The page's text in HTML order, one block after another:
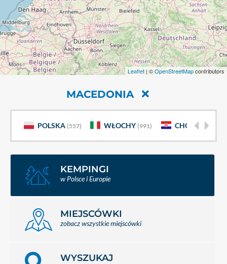
Leaflet | ©OpenStreetMapcontributors
MACEDONIA
POLSKA (557) WŁOCHY(991) CHORWACJA
KEMPINGI
w Polsce i Europie
MIEJSCÓWKI
zobacz wszystkie miejscówki
WYSZUKAJ